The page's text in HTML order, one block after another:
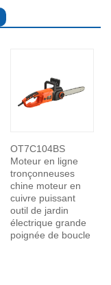
OT7C104BS
Moteur en ligne
tronçonneuses
chine moteur en
cuivre puissant
outil de jardin
électrique grande
poignée de boucle